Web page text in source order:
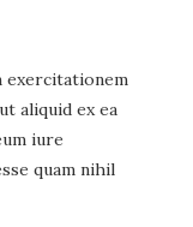
exercitationem
aliquid ex ea
iure
quam nihil